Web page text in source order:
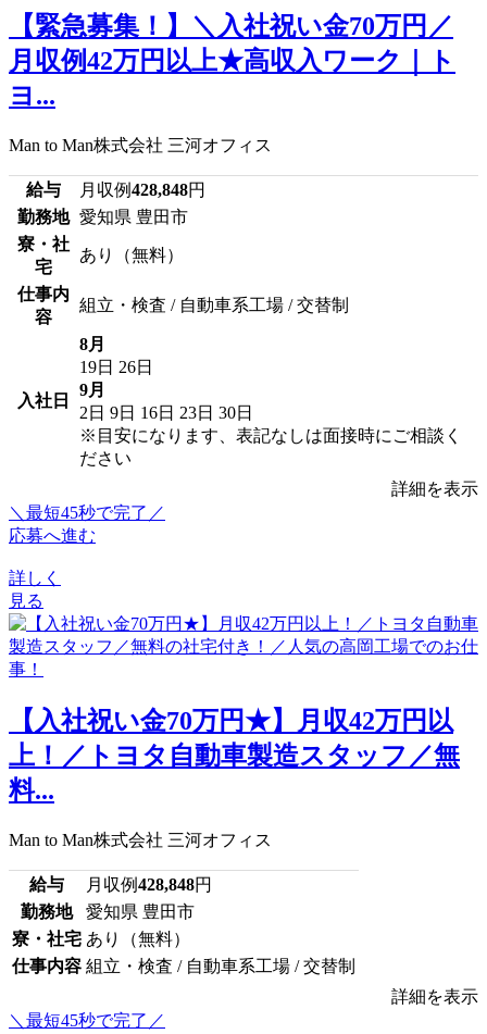
【緊急募集！】＼入社祝い金70万円／
月収例42万円以上★高収入ワーク｜ト
ヨ...
Man to Man株式会社 三河オフィス
給与 月収例428,848円
勤務地 愛知県 豊田市
寮・社
宅
あり（無料）
仕事内
容
組立・検査 / 自動車系工場 / 交替制
入社日
8月
19日 26日
9月
2日 9日 16日 23日 30日
※目安になります、表記なしは面接時にご相談く
ださい
詳細を表示
＼最短45秒で完了／
応募へ進む
詳しく
見る
【入社祝い金70万円★】月収42万円以
上！／トヨタ自動車製造スタッフ／無
料...
Man to Man株式会社 三河オフィス
給与 月収例428,848円
勤務地
愛知県 豊田市
寮・社宅 あり（無料）
仕事内容 組立・検査 / 自動車系工場 / 交替制
詳細を表示
＼最短45秒で完了／